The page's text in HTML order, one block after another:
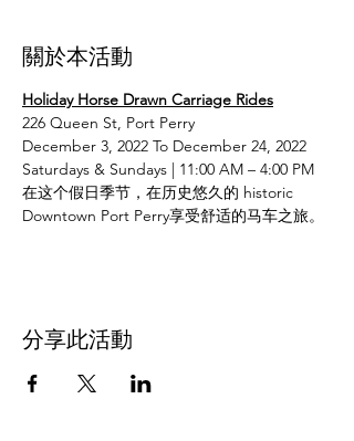
關於本活動
Holiday Horse Drawn Carriage Rides
226 Queen St, Port Perry
December 3, 2022 To December 24, 2022
Saturdays & Sundays | 11:00 AM – 4:00 PM
在这个假日季节，在历史悠久的 historic
Downtown Port Perry享受舒适的马车之旅。
分享此活動